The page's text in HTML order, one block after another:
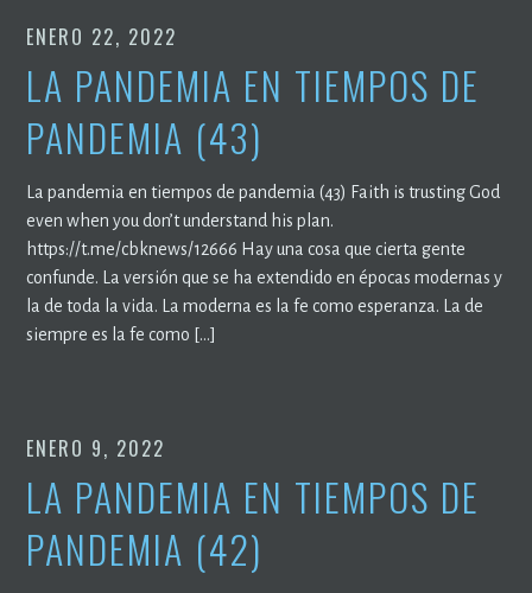
ENERO 22, 2022
LA PANDEMIA EN TIEMPOS DE
PANDEMIA (43)
La pandemia en tiempos de pandemia (43) Faith is trusting God
even when you don’t understand his plan.
https://t.me/cbknews/12666 Hay una cosa que cierta gente
confunde. La versión que se ha extendido en épocas modernas y
la de toda la vida. La moderna es la fe como esperanza. La de
siempre es la fe como […]
ENERO 9, 2022
LA PANDEMIA EN TIEMPOS DE
PANDEMIA (42)